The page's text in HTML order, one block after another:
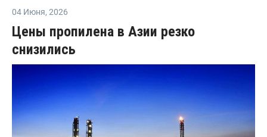
04 Июня, 2026
Цены пропилена в Азии резко
снизились